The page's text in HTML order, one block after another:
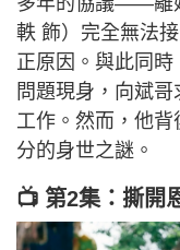
軼 飾）完全無法
正原因。與此同
問題現身，向斌
工作。然而，他
分的身世之謎。
📺 第2集：撕開